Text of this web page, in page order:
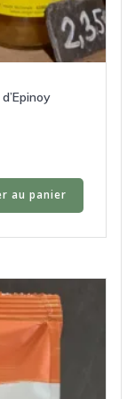
au panier